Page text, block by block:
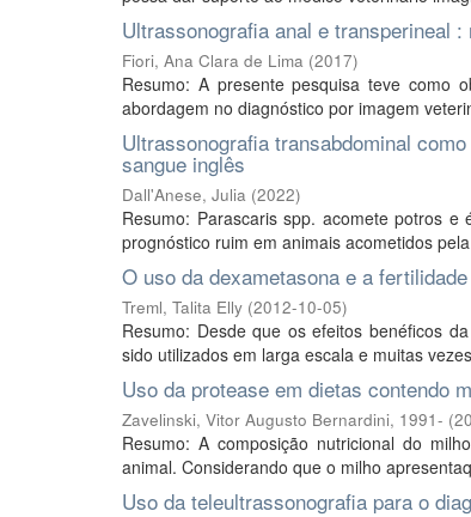
Ultrassonografia anal e transperineal
Fiori, Ana Clara de Lima (2017)
Resumo: A presente pesquisa teve como
abordagem no diagnóstico por imagem
Ultrassonografia transabdominal
sangue inglês
Dall'Anese, Julia (2022)
Resumo: Parascaris spp. acomete potros
prognóstico ruim em animais acometidos
O uso da dexametasona e a
Treml, Talita Elly (2012-10-05)
Resumo: Desde que os efeitos benéficos
sido utilizados em larga escala e muitas
Uso da protease em dietas contendo
Zavelinski, Vitor Augusto Bernardini, 1991- (
Resumo: A composição nutricional do
animal. Considerando que o milho
Uso da teleultrassonografia para o